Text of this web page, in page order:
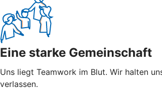
Eine starke Gemeinschaft
Uns liegt Teamwork im Blut. Wir halten
verlassen.